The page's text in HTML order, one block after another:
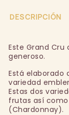
DESCRIPCIÓN
Este Grand
generoso.
Está elaborado
variedad
Estas dos
frutas así
(Chardonnay).